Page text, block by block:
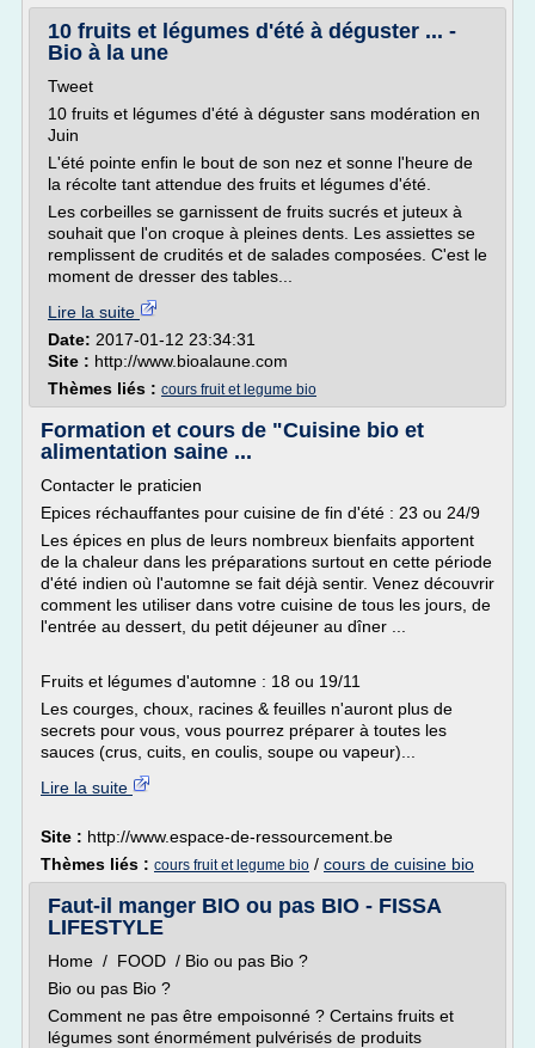
10 fruits et légumes d'été à déguster ... -
Bio à la une
Tweet
10 fruits et légumes d'été à déguster sans modération en
Juin
L'été pointe enfin le bout de son nez et sonne l'heure de
la récolte tant attendue des fruits et légumes d'été.
Les corbeilles se garnissent de fruits sucrés et juteux à
souhait que l'on croque à pleines dents. Les assiettes se
remplissent de crudités et de salades composées. C'est le
moment de dresser des tables...
Lire la suite
Date: 2017-01-12 23:34:31
Site : http://www.bioalaune.com
Thèmes liés : cours fruit et legume bio
Formation et cours de "Cuisine bio et
alimentation saine ...
Contacter le praticien
Epices réchauffantes pour cuisine de fin d'été : 23 ou 24/9
Les épices en plus de leurs nombreux bienfaits apportent
de la chaleur dans les préparations surtout en cette période
d'été indien où l'automne se fait déjà sentir. Venez découvrir
comment les utiliser dans votre cuisine de tous les jours, de
l'entrée au dessert, du petit déjeuner au dîner ...
Fruits et légumes d'automne : 18 ou 19/11
Les courges, choux, racines & feuilles n'auront plus de
secrets pour vous, vous pourrez préparer à toutes les
sauces (crus, cuits, en coulis, soupe ou vapeur)...
Lire la suite
Site : http://www.espace-de-ressourcement.be
Thèmes liés : cours fruit et legume bio / cours de cuisine bio
Faut-il manger BIO ou pas BIO - FISSA
LIFESTYLE
Home / FOOD / Bio ou pas Bio ?
Bio ou pas Bio ?
Comment ne pas être empoisonné ? Certains fruits et
légumes sont énormément pulvérisés de produits